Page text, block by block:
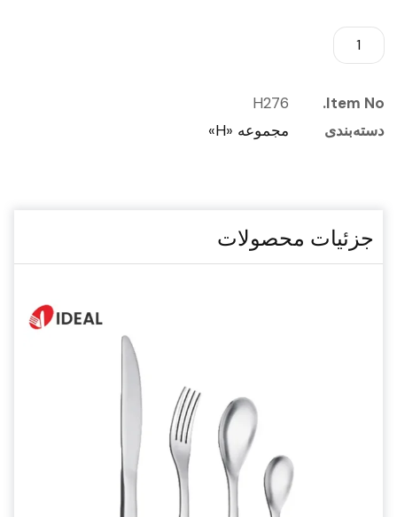
Item No.
H276
دسته‌بندی
مجموعه «H»
جزئیات محصولات